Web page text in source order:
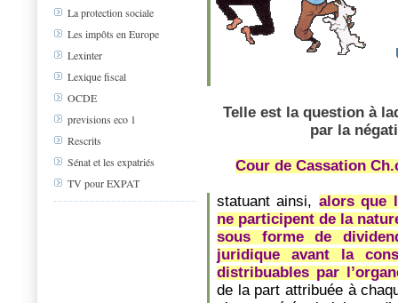
La protection sociale
Les impôts en Europe
Lexinter
Lexique fiscal
OCDE
previsions eco 1
Rescrits
Sénat et les expatriés
TV pour EXPAT
Telle est la question à
par la
Cour de Cassation
statuant ainsi, alors que
ne participent de la
sous forme de
juridique avant la
distribuables par
de la part attribuée à